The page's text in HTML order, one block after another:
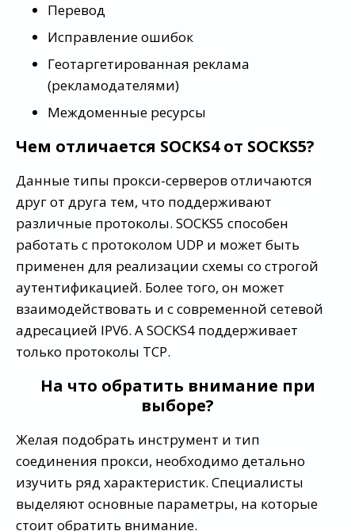
Перевод
Исправление ошибок
Геотаргетированная реклама
(рекламодателями)
Междоменные ресурсы
Чем отличается SOCKS4 от SOCKS5?
Данные типы прокси-серверов отличаются
друг от друга тем, что поддерживают
различные протоколы. SOCKS5 способен
работать с протоколом UDP и может быть
применен для реализации схемы со строгой
аутентификацией. Более того, он может
взаимодействовать и с современной сетевой
адресацией IPV6. А SOCKS4 поддерживает
только протоколы TCP.
На что обратить внимание при
выборе?
Желая подобрать инструмент и тип
соединения прокси, необходимо детально
изучить ряд характеристик. Специалисты
выделяют основные параметры, на которые
стоит обратить внимание.